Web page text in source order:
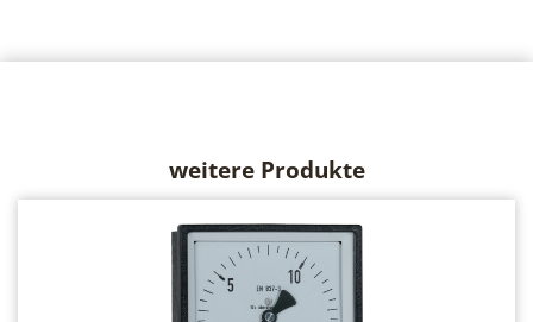
weitere Produkte